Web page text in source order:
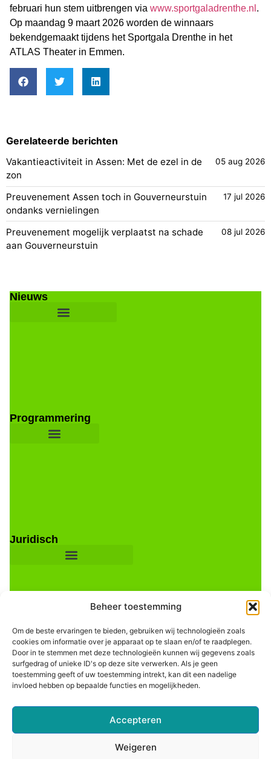
Beheer toestemming
Om de beste ervaringen te bieden, gebruiken wij technologieën zoals
cookies om informatie over je apparaat op te slaan en/of te raadplegen.
Door in te stemmen met deze technologieën kunnen wij gegevens zoals
surfgedrag of unieke ID's op deze site verwerken. Als je geen
toestemming geeft of uw toestemming intrekt, kan dit een nadelige
invloed hebben op bepaalde functies en mogelijkheden.
Accepteren
Weigeren
februari hun stem uitbrengen via www.sportgaladrenthe.nl .
Op maandag 9 maart 2026 worden de winnaars
bekendgemaakt tijdens het Sportgala Drenthe in het
ATLAS Theater in Emmen.
Gerelateerde berichten
Vakantieactiviteit in Assen: Met de ezel in de
zon
05 aug 2026
Preuvenement Assen toch in Gouverneurstuin
ondanks vernielingen
17 jul 2026
Preuvenement mogelijk verplaatst na schade
aan Gouverneurstuin
08 jul 2026
Nieuws
Programmering
Juridisch
Informatie